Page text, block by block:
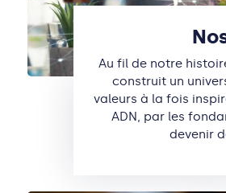
Au fil de notre
construit un
valeurs à la fois
ADN, par les
devenir